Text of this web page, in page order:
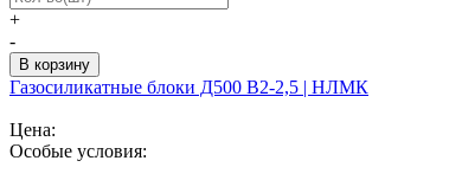
+
-
Газосиликатные блоки Д500 В2-2,5 | НЛМК
Цена:
Особые условия: